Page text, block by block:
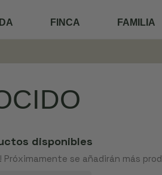
FINCA FAMILIA
disponibles
se añadirán más